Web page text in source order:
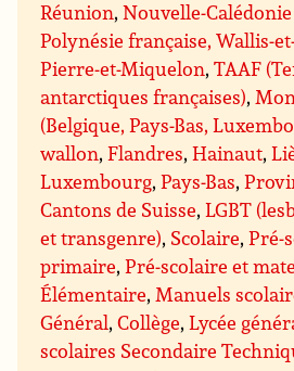
Réunion,Nouvelle-
Polynésie française, Wallis-
Pierre-et-Miquelon,TAAF
antarctiques françaises),
(Belgique, Pays-Bas,
wallon,Flandres,Hainaut,
Luxembourg,Pays-Bas,
Cantons de Suisse,LGBT
et transgenre), Scolaire,Pré-
primaire,Pré-scolaire et
Élémentaire, Manuels
Général,Collège,Lycée
scolaires Secondaire